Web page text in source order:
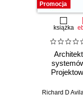
Promocja
książka
Richard D